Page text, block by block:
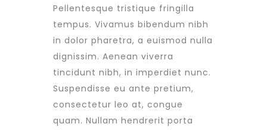
Pellentesque tristique fringilla
tempus. Vivamus bibendum nibh
in dolor pharetra, a euismod nulla
dignissim. Aenean viverra
tincidunt nibh, in imperdiet nunc.
Suspendisse eu ante pretium,
consectetur leo at, congue
quam. Nullam hendrerit porta